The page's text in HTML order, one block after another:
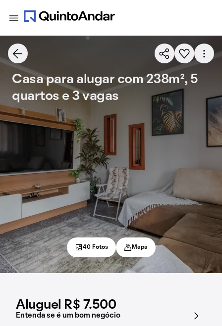
Aluguel R$ 7.500
Entenda se é um bom negócio
Casa para alugar com 238m², 5
quartos e 3 vagas
40 Fotos Mapa